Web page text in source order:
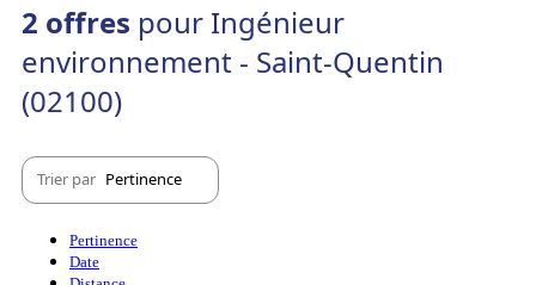
2 offres pour Ingénieur
environnement - Saint-Quentin
(02100)
Trier par Pertinence
Pertinence
Date